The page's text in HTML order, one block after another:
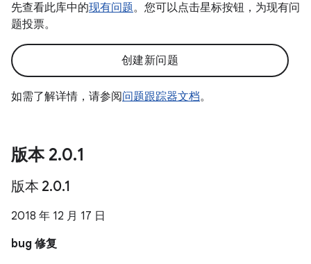
先查看此库中的现有问题。您可以点击星标按钮，为现有问
题投票。
创建新问题
如需了解详情，请参阅问题跟踪器文档。
版本 2.0.1
版本 2.0.1
2018 年 12 月 17 日
bug 修复